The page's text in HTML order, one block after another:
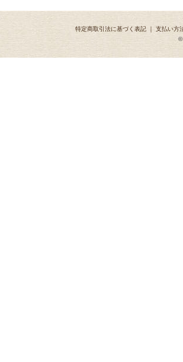
特定商取引法に基づく表記 ｜ 支払い方
©